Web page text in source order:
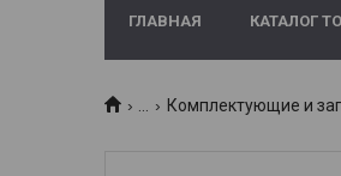
ГЛАВНАЯ КАТАЛОГ
... Комплектующие и